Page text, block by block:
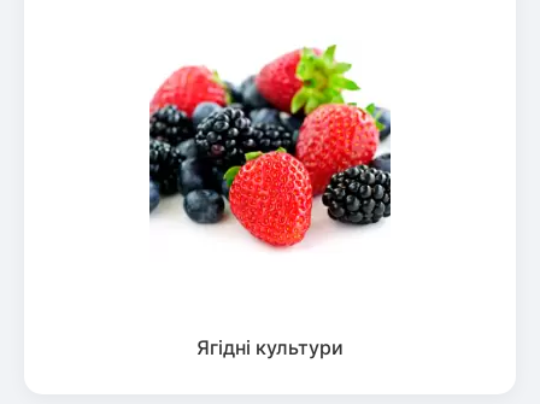
Ягідні культури